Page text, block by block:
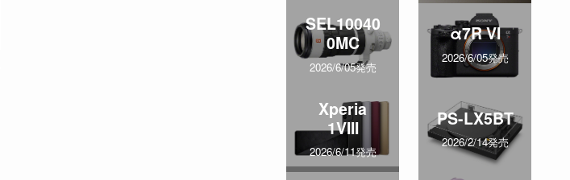
SEL10040
0MC
2026/6/05発売
α7R VI
2026/6/05発売
Xperia
1VIII
2026/6/11発売
PS-LX5BT
2026/2/14発売